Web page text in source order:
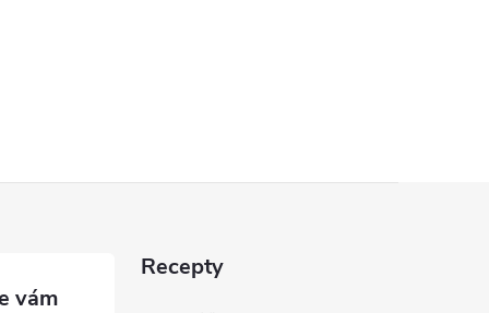
Recepty